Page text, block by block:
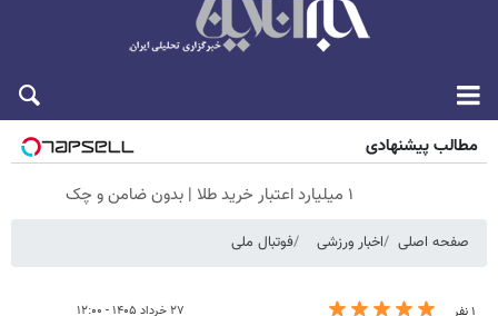
مطالب پیشنهادی
۱ میلیارد اعتبار خرید طلا | بدون ضامن و چک
صفحه اصلی اخبار ورزشی فوتبال ملی
۱ نفر ۲۷ خرداد ۱۴۰۵ - ۱۲:۰۰